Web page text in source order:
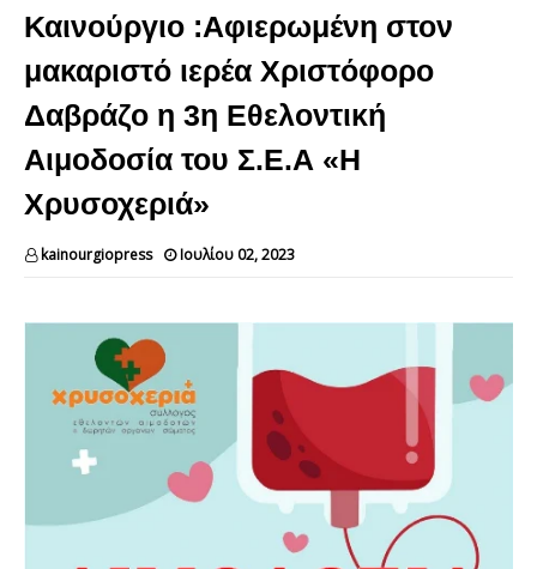
Καινούργιο :Αφιερωμένη στον
μακαριστό ιερέα Χριστόφορο
Δαβράζο η 3η Εθελοντική
Αιμοδοσία του Σ.Ε.Α «Η
Χρυσοχεριά»
kainourgiopress Ιουλίου 02, 2023